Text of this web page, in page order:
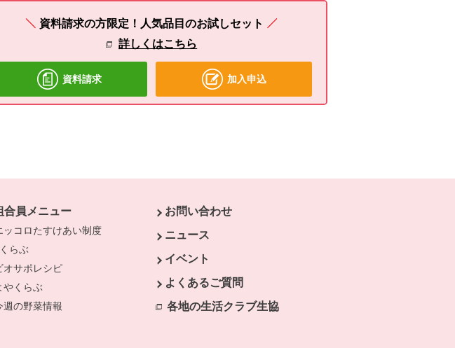
資料請求の方限定！人気品目のお試しセット
詳しくはこちら
資料請求 加入申込
きます。
す。
開きます。
ドウで開きます。
合員メニュー
ッコロたすけあい制度
らぶ
オサポレシピ 別のウィンドウで開きます。
やくらぶ 別のウィンドウで開きます。
週の野菜情報 別のウィンドウで開きます。
お問い合わせ
ニュース
イベント
よくあるご質問
各地の生活クラブ生協